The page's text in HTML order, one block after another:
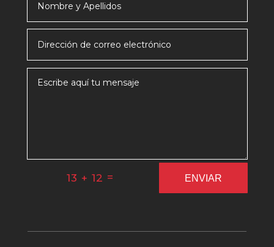
13 + 12 = ENVIAR